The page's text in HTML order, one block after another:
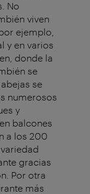
No
viven
ejemplo,
y en varios
donde la
se
se
numerosos
y
balcones
a los 200
gracias
Por otra
más